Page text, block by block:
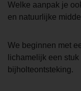
Welke aanpak je
en natuurlijke
We beginnen met
lichamelijk een
bijholteontsteking.